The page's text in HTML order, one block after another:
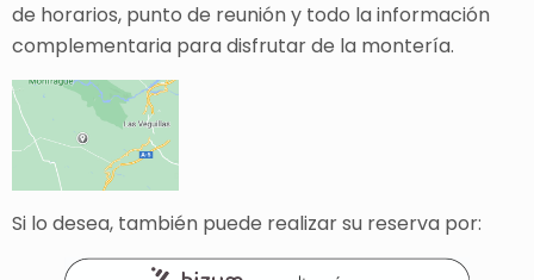
de horarios, punto de reunión y todo la información
complementaria para disfrutar de la montería.
Si lo desea, también puede realizar su reserva por: